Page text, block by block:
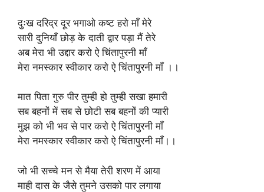
दुःख दरिद्र दूर भगाओ कष्ट हरो माँ मेरे
सारी दुनियाँ छोड़ के दाती द्वार पड़ा मैं तेरे
अब मेरा भी उद्दार करो ऐ चिंतापुरनी माँ
मेरा नमस्कार स्वीकार करो ऐ चिंतापुरनी माँ ।।
मात पिता गुरु पीर तुम्ही हो तुम्ही सखा हमारी
सब बहनों में सब से छोटी सब बहनों की प्यारी
मुझ को भी भव से पार करो ऐ चिंतापुरनी माँ
मेरा नमस्कार स्वीकार करो ऐ चिंतापुरनी माँ।।
जो भी सच्चे मन से मैया तेरी शरण में आया
माही दास के जैसे तुमने उसको पार लगाया